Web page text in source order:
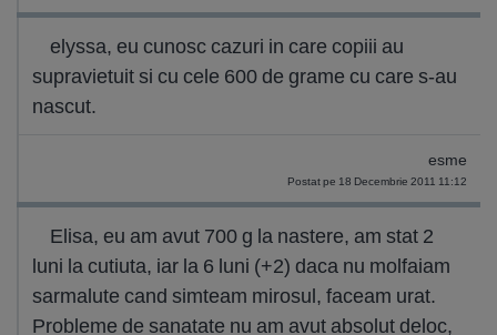
elyssa, eu cunosc cazuri in care copiii au
supravietuit si cu cele 600 de grame cu care s-au
nascut.
esme
Postat pe 18 Decembrie 2011 11:12
Elisa, eu am avut 700 g la nastere, am stat 2
luni la cutiuta, iar la 6 luni (+2) daca nu molfaiam
sarmalute cand simteam mirosul, faceam urat.
Probleme de sanatate nu am avut absolut deloc,